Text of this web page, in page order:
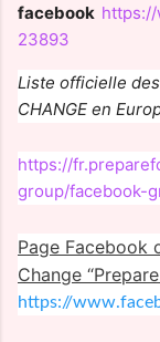
facebook
23893
Liste officielle
CHANGE en
https://
group/facebook-
Page Facebook
Change
https://